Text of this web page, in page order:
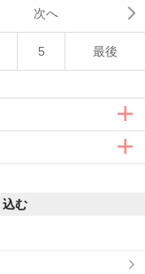
次へ
5 最後
事・ドリンク付きグループト
込む